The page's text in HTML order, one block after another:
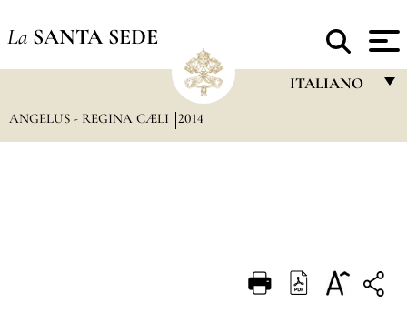
La SANTA SEDE
ITALIANO
DEUTSCH
ANGELUS - REGINA CÆLI 2014